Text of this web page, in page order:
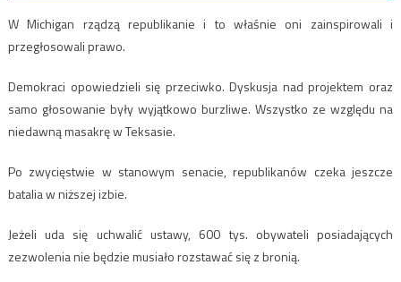
W Michigan rządzą republikanie i to właśnie oni zainspirowali i
przegłosowali prawo.
Demokraci opowiedzieli się przeciwko. Dyskusja nad projektem oraz
samo głosowanie były wyjątkowo burzliwe. Wszystko ze względu na
niedawną masakrę w Teksasie.
Po zwycięstwie w stanowym senacie, republikanów czeka jeszcze
batalia w niższej izbie.
Jeżeli uda się uchwalić ustawy, 600 tys. obywateli posiadających
zezwolenia nie będzie musiało rozstawać się z bronią.